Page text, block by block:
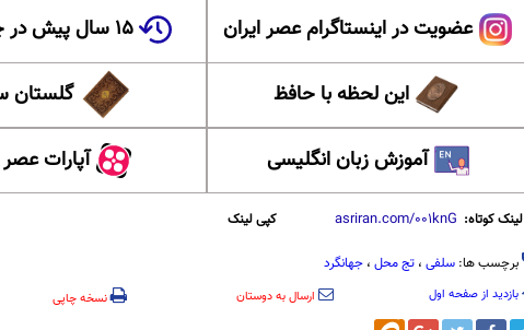
عضویت در اینستاگرام عصر ایران ۱۵ سال پیش در چنین روزی
این لحظه با حافظ گلستان
آموزش زبان انگلیسی آپارات عصر
لینک کوتاه: کپی لینک
برچسب ها: سلفی ، تج محل ، جهانگرد
بازدید از صفحه اول ارسال به دوستان نسخه چاپی